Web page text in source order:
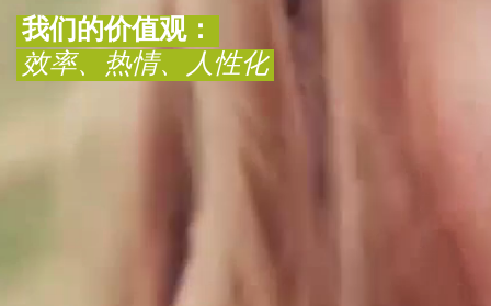
我们的价值观：
效率、热情、人性化